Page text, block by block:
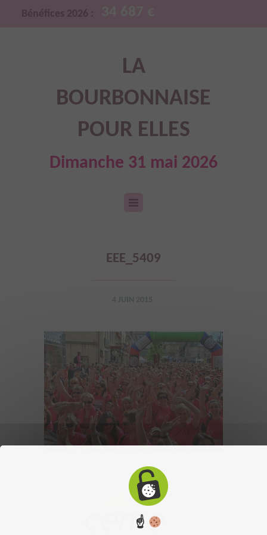
Bénéfices 2026 :
LA
BOURBONNAISE
POUR ELLES
Dimanche 31 mai 2026
EEE_5409
☝